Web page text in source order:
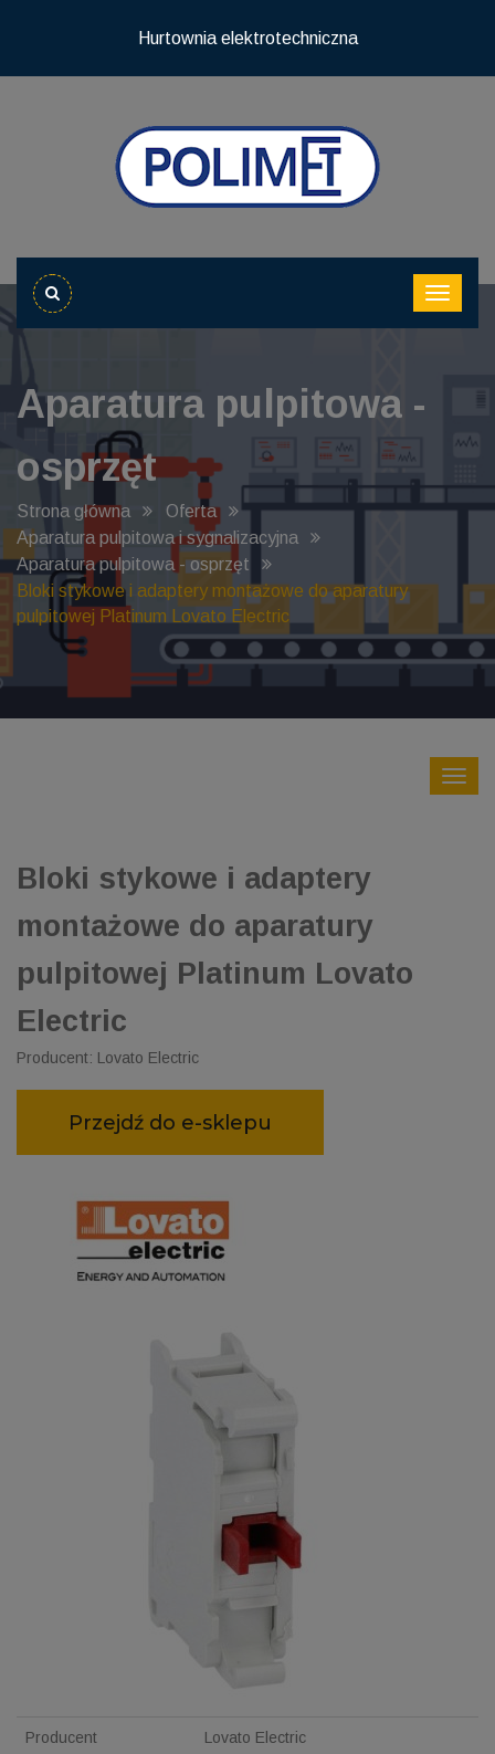
Hurtownia elektrotechniczna
Aparatura pulpitowa -
osprzęt
Strona główna
Oferta
Aparatura pulpitowa i sygnalizacyjna
Aparatura pulpitowa - osprzęt
Bloki stykowe i adaptery montażowe do aparatury
pulpitowej Platinum Lovato Electric
Bloki stykowe i adaptery
montażowe do aparatury
pulpitowej Platinum Lovato
Electric
Producent: Lovato Electric
Przejdź do e-sklepu
Producent Lovato Electric